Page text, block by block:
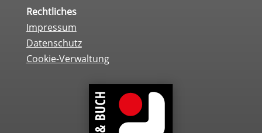
Rechtliches
Impressum
Datenschutz
Cookie-Verwaltung